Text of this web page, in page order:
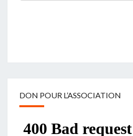
DON POUR L’ASSOCIATION